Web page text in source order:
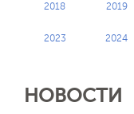
2018 2019
2023 2024
НОВОСТИ